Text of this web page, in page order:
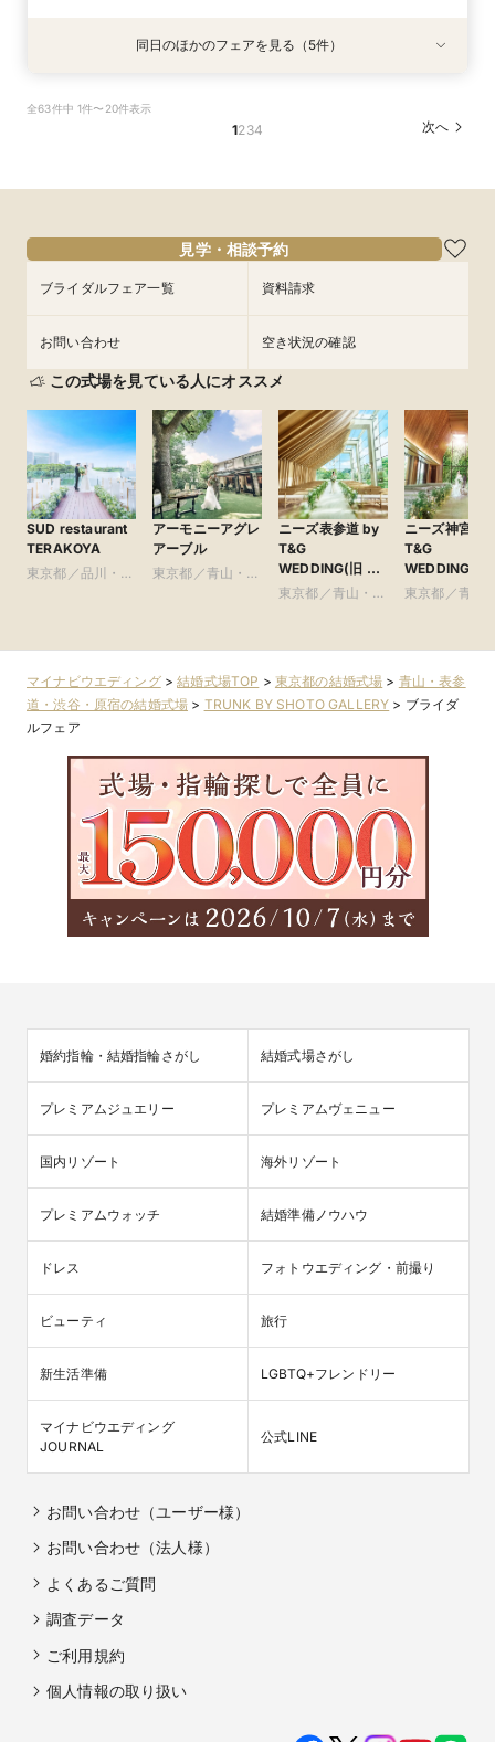
特典あり
9/5
付*貸切邸宅体験
フェアを予約
特典あり
9/5
×おもてなし体験
フェアを予約
特典あり
9/5
新プラン×試食付
フェアを予約
特典あり
9/5
食＆見積もり相談
フェアを予約
9/5
ル見学＆相談会
フェアを予約
同日のほかのフェアを見る（5件）
全63件中 1件〜20件表示
1234 次へ
見学・相談予約
ブライダルフェア一覧 資料請求
お問い合わせ 空き状況の確認
この式場を見ている人にオススメ
SUD restaurant
TERAKOYA
東京都／品川・目
アーモニーアグレ
アーブル
東京都／青山・表
ニーズ表参道 by
T&G
WEDDING(旧 表
参道TERRACE)
東京都／青山・表
ニーズ神宮前
T&G
WEDDING(旧
ルモニーソル
東京都／青山
マイナビウエディング>結婚式場TOP > 東京都の結婚式場 > 青山・表参
道・渋谷・原宿の結婚式場 > TRUNK BY SHOTO GALLERY > ブライダ
ルフェア
婚約指輪・結婚指輪さがし 結婚式場さがし
プレミアムジュエリー プレミアムヴェニュー
国内リゾート 海外リゾート
プレミアムウォッチ 結婚準備ノウハウ
ドレス フォトウエディング・前撮り
ビューティ 旅行
新生活準備 LGBTQ+フレンドリー
マイナビウエディング
JOURNAL
公式LINE
お問い合わせ（ユーザー様）
お問い合わせ（法人様）
よくあるご質問
調査データ
ご利用規約
個人情報の取り扱い